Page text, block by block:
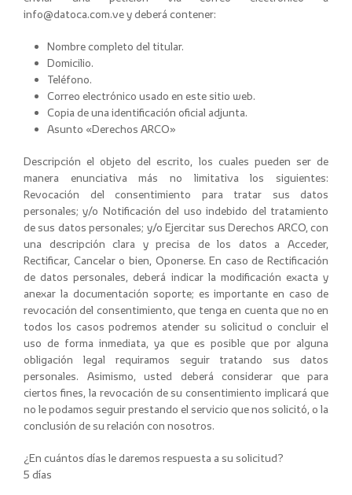
info@datoca.com.ve y deberá contener:
Nombre completo del titular.
Domicilio.
Teléfono.
Correo electrónico usado en este sitio web.
Copia de una identificación oficial adjunta.
Asunto «Derechos ARCO»
Descripción el objeto del escrito, los cuales pueden ser de
manera enunciativa más no limitativa los siguientes:
Revocación del consentimiento para tratar sus datos
personales; y/o Notificación del uso indebido del tratamiento
de sus datos personales; y/o Ejercitar sus Derechos ARCO, con
una descripción clara y precisa de los datos a Acceder,
Rectificar, Cancelar o bien, Oponerse. En caso de Rectificación
de datos personales, deberá indicar la modificación exacta y
anexar la documentación soporte; es importante en caso de
revocación del consentimiento, que tenga en cuenta que no en
todos los casos podremos atender su solicitud o concluir el
uso de forma inmediata, ya que es posible que por alguna
obligación legal requiramos seguir tratando sus datos
personales. Asimismo, usted deberá considerar que para
ciertos fines, la revocación de su consentimiento implicará que
no le podamos seguir prestando el servicio que nos solicitó, o la
conclusión de su relación con nosotros.
¿En cuántos días le daremos respuesta a su solicitud?
5 días